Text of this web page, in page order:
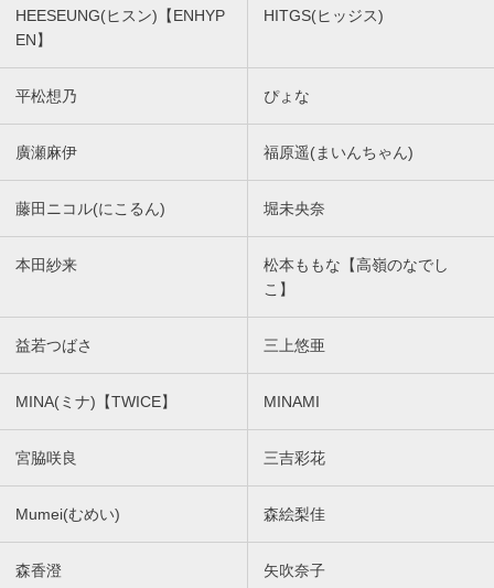
HEESEUNG(ヒスン)【ENHYP
EN】
HITGS(ヒッジス)
平松想乃 ぴょな
廣瀬麻伊 福原遥(まいんちゃん)
藤田ニコル(にこるん) 堀未央奈
本田紗来
松本ももな【高嶺のなでし
こ】
益若つばさ 三上悠亜
MINA(ミナ)【TWICE】 MINAMI
宮脇咲良 三吉彩花
Mumei(むめい) 森絵梨佳
森香澄 矢吹奈子